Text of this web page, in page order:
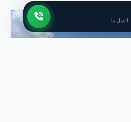
· اتصل بنا